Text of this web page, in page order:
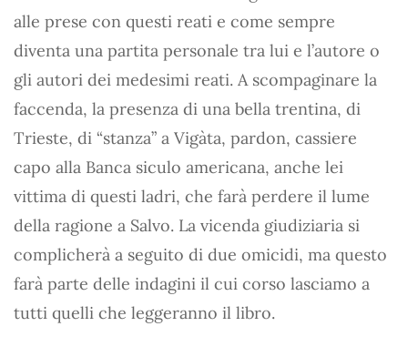
alle prese con questi reati e come sempre
diventa una partita personale tra lui e l’autore o
gli autori dei medesimi reati. A scompaginare la
faccenda, la presenza di una bella trentina, di
Trieste, di “stanza” a Vigàta, pardon, cassiere
capo alla Banca siculo americana, anche lei
vittima di questi ladri, che farà perdere il lume
della ragione a Salvo. La vicenda giudiziaria si
complicherà a seguito di due omicidi, ma questo
farà parte delle indagini il cui corso lasciamo a
tutti quelli che leggeranno il libro.